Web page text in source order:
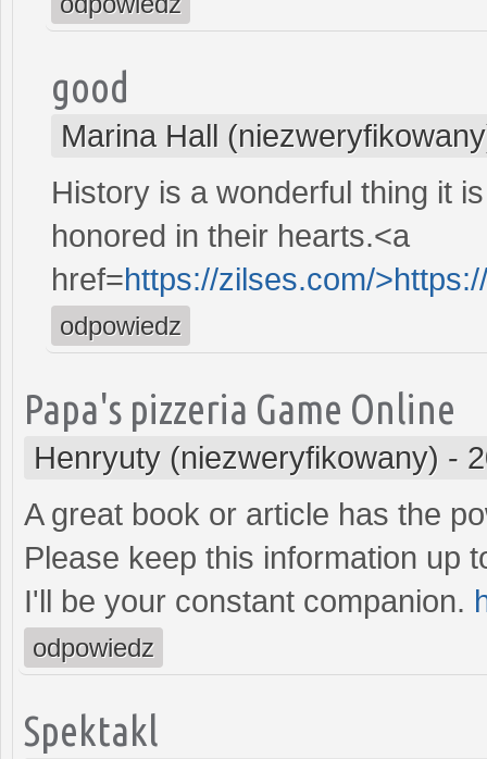
good
Marina Hall
History is a wonderful thing it
honored in their hearts.<a
href=https://zilses.com/
odpowiedz
Papa's pizzeria Game Online
Henryuty (niezweryfikowany) -
A great book or article has the
Please keep this information up
I'll be your constant companion.
odpowiedz
Spektakl